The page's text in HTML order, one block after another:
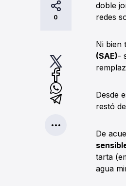
0
doble
redes
Ni bien
(SAE)-
Desde
restó
De
tarta
agua